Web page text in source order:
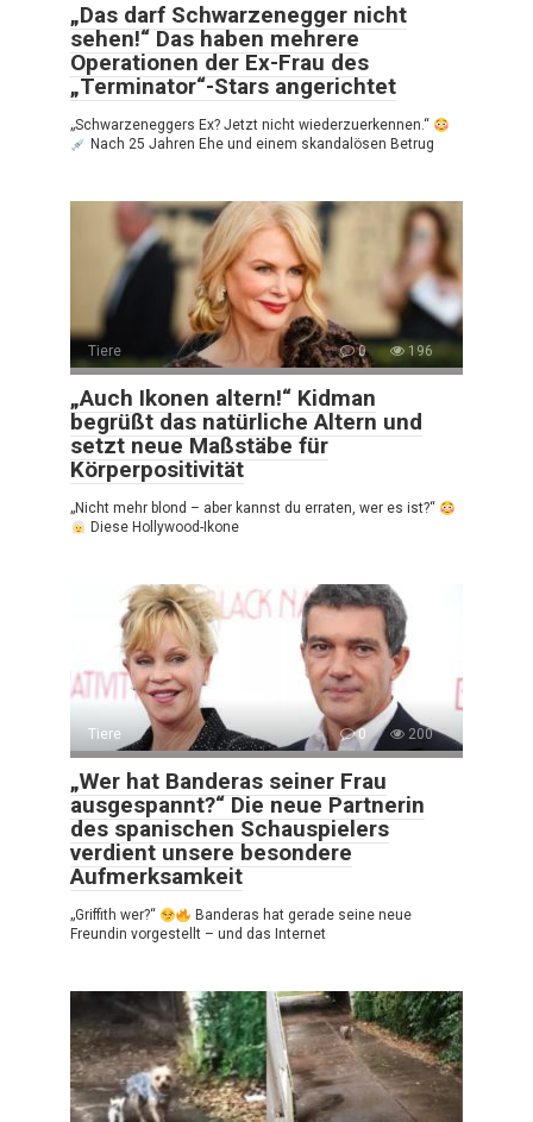
„Das darf Schwarzenegger nicht
sehen!“ Das haben mehrere
Operationen der Ex-Frau des
„Terminator“-Stars angerichtet
„Schwarzeneggers Ex? Jetzt nicht wiederzuerkennen.“
Nach 25 Jahren Ehe und einem skandalösen Betrug
Tiere 0 196
„Auch Ikonen altern!“ Kidman
begrüßt das natürliche Altern und
setzt neue Maßstäbe für
Körperpositivität
„Nicht mehr blond – aber kannst du erraten, wer es ist?“
Diese Hollywood-Ikone
Tiere 0 200
„Wer hat Banderas seiner Frau
ausgespannt?“ Die neue Partnerin
des spanischen Schauspielers
verdient unsere besondere
Aufmerksamkeit
„Griffith wer?“
Banderas hat gerade seine neue
Freundin vorgestellt – und das Internet